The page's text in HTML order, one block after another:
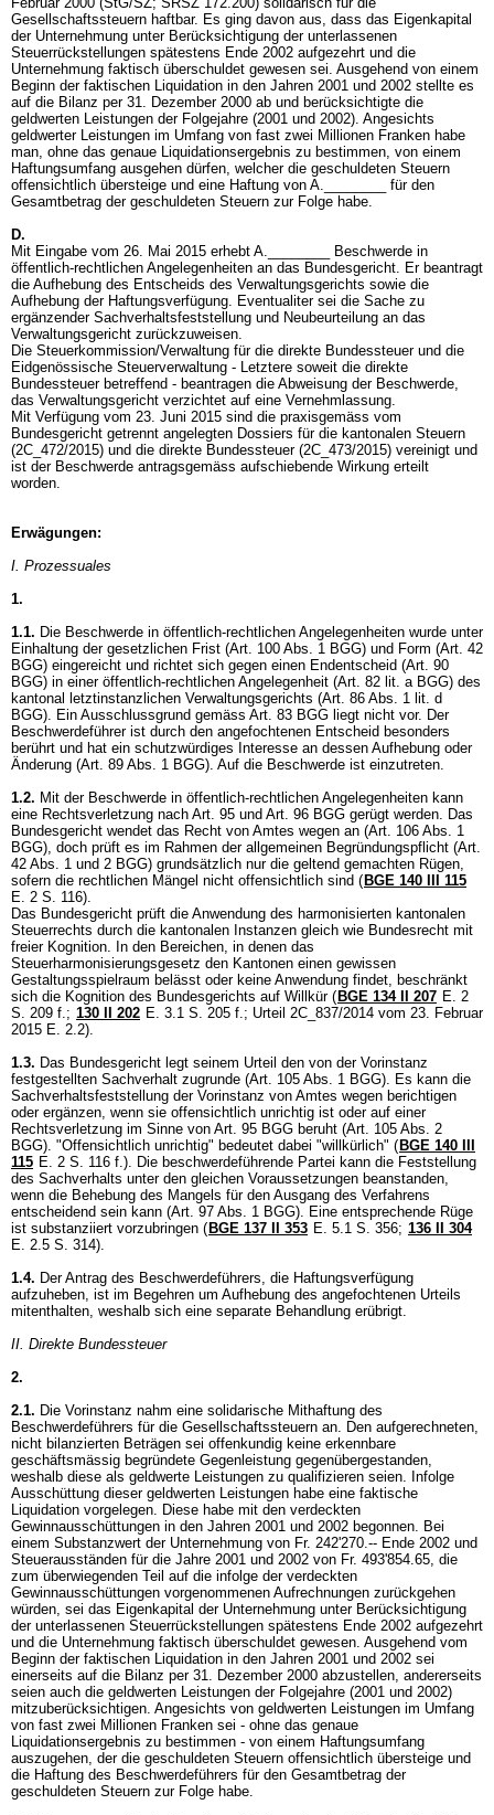
Gesellschaftssteuern haftbar. Es ging davon aus, dass das Eigenkapital
der Unternehmung unter Berücksichtigung der unterlassenen
Steuerrückstellungen spätestens Ende 2002 aufgezehrt und die
Unternehmung faktisch überschuldet gewesen sei. Ausgehend von einem
Beginn der faktischen Liquidation in den Jahren 2001 und 2002 stellte es
auf die Bilanz per 31. Dezember 2000 ab und berücksichtigte die
geldwerten Leistungen der Folgejahre (2001 und 2002). Angesichts
geldwerter Leistungen im Umfang von fast zwei Millionen Franken habe
man, ohne das genaue Liquidationsergebnis zu bestimmen, von einem
Haftungsumfang ausgehen dürfen, welcher die geschuldeten Steuern
offensichtlich übersteige und eine Haftung von A.________ für den
Gesamtbetrag der geschuldeten Steuern zur Folge habe.
D.
Mit Eingabe vom 26. Mai 2015 erhebt A.________ Beschwerde in
öffentlich-rechtlichen Angelegenheiten an das Bundesgericht. Er beantragt
die Aufhebung des Entscheids des Verwaltungsgerichts sowie die
Aufhebung der Haftungsverfügung. Eventualiter sei die Sache zu
ergänzender Sachverhaltsfeststellung und Neubeurteilung an das
Verwaltungsgericht zurückzuweisen.
Die Steuerkommission/Verwaltung für die direkte Bundessteuer und die
Eidgenössische Steuerverwaltung - Letztere soweit die direkte
Bundessteuer betreffend - beantragen die Abweisung der Beschwerde,
das Verwaltungsgericht verzichtet auf eine Vernehmlassung.
Mit Verfügung vom 23. Juni 2015 sind die praxisgemäss vom
Bundesgericht getrennt angelegten Dossiers für die kantonalen Steuern
(2C_472/2015) und die direkte Bundessteuer (2C_473/2015) vereinigt und
ist der Beschwerde antragsgemäss aufschiebende Wirkung erteilt
worden.
Erwägungen:
I. Prozessuales
1.
1.1. Die Beschwerde in öffentlich-rechtlichen Angelegenheiten wurde unter
Einhaltung der gesetzlichen Frist (Art. 100 Abs. 1 BGG) und Form (Art. 42
BGG) eingereicht und richtet sich gegen einen Endentscheid (Art. 90
BGG) in einer öffentlich-rechtlichen Angelegenheit (Art. 82 lit. a BGG) des
kantonal letztinstanzlichen Verwaltungsgerichts (Art. 86 Abs. 1 lit. d
BGG). Ein Ausschlussgrund gemäss Art. 83 BGG liegt nicht vor. Der
Beschwerdeführer ist durch den angefochtenen Entscheid besonders
berührt und hat ein schutzwürdiges Interesse an dessen Aufhebung oder
Änderung (Art. 89 Abs. 1 BGG). Auf die Beschwerde ist einzutreten.
1.2. Mit der Beschwerde in öffentlich-rechtlichen Angelegenheiten kann
eine Rechtsverletzung nach Art. 95 und Art. 96 BGG gerügt werden. Das
Bundesgericht wendet das Recht von Amtes wegen an (Art. 106 Abs. 1
BGG), doch prüft es im Rahmen der allgemeinen Begründungspflicht (Art.
42 Abs. 1 und 2 BGG) grundsätzlich nur die geltend gemachten Rügen,
sofern die rechtlichen Mängel nicht offensichtlich sind ( BGE 140 III 115
E. 2 S. 116).
Das Bundesgericht prüft die Anwendung des harmonisierten kantonalen
Steuerrechts durch die kantonalen Instanzen gleich wie Bundesrecht mit
freier Kognition. In den Bereichen, in denen das
Steuerharmonisierungsgesetz den Kantonen einen gewissen
Gestaltungsspielraum belässt oder keine Anwendung findet, beschränkt
sich die Kognition des Bundesgerichts auf Willkür ( BGE 134 II 207 E. 2
S. 209 f.; 130 II 202 E. 3.1 S. 205 f.; Urteil 2C_837/2014 vom 23. Februar
2015 E. 2.2).
1.3. Das Bundesgericht legt seinem Urteil den von der Vorinstanz
festgestellten Sachverhalt zugrunde (Art. 105 Abs. 1 BGG). Es kann die
Sachverhaltsfeststellung der Vorinstanz von Amtes wegen berichtigen
oder ergänzen, wenn sie offensichtlich unrichtig ist oder auf einer
Rechtsverletzung im Sinne von Art. 95 BGG beruht (Art. 105 Abs. 2
BGG). "Offensichtlich unrichtig" bedeutet dabei "willkürlich" ( BGE 140 III
115 E. 2 S. 116 f.). Die beschwerdeführende Partei kann die Feststellung
des Sachverhalts unter den gleichen Voraussetzungen beanstanden,
wenn die Behebung des Mangels für den Ausgang des Verfahrens
entscheidend sein kann (Art. 97 Abs. 1 BGG). Eine entsprechende Rüge
ist substanziiert vorzubringen ( BGE 137 II 353 E. 5.1 S. 356; 136 II 304
E. 2.5 S. 314).
1.4. Der Antrag des Beschwerdeführers, die Haftungsverfügung
aufzuheben, ist im Begehren um Aufhebung des angefochtenen Urteils
mitenthalten, weshalb sich eine separate Behandlung erübrigt.
II. Direkte Bundessteuer
2.
2.1. Die Vorinstanz nahm eine solidarische Mithaftung des
Beschwerdeführers für die Gesellschaftssteuern an. Den aufgerechneten,
nicht bilanzierten Beträgen sei offenkundig keine erkennbare
geschäftsmässig begründete Gegenleistung gegenübergestanden,
weshalb diese als geldwerte Leistungen zu qualifizieren seien. Infolge
Ausschüttung dieser geldwerten Leistungen habe eine faktische
Liquidation vorgelegen. Diese habe mit den verdeckten
Gewinnausschüttungen in den Jahren 2001 und 2002 begonnen. Bei
einem Substanzwert der Unternehmung von Fr. 242'270.-- Ende 2002 und
Steuerausständen für die Jahre 2001 und 2002 von Fr. 493'854.65, die
zum überwiegenden Teil auf die infolge der verdeckten
Gewinnausschüttungen vorgenommenen Aufrechnungen zurückgehen
würden, sei das Eigenkapital der Unternehmung unter Berücksichtigung
der unterlassenen Steuerrückstellungen spätestens Ende 2002 aufgezehrt
und die Unternehmung faktisch überschuldet gewesen. Ausgehend vom
Beginn der faktischen Liquidation in den Jahren 2001 und 2002 sei
einerseits auf die Bilanz per 31. Dezember 2000 abzustellen, andererseits
seien auch die geldwerten Leistungen der Folgejahre (2001 und 2002)
mitzuberücksichtigen. Angesichts von geldwerten Leistungen im Umfang
von fast zwei Millionen Franken sei - ohne das genaue
Liquidationsergebnis zu bestimmen - von einem Haftungsumfang
auszugehen, der die geschuldeten Steuern offensichtlich übersteige und
die Haftung des Beschwerdeführers für den Gesamtbetrag der
geschuldeten Steuern zur Folge habe.